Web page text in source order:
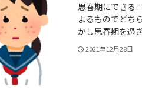
思春期にできる
よるものでどち
かし思春期を過
2021年12月28日